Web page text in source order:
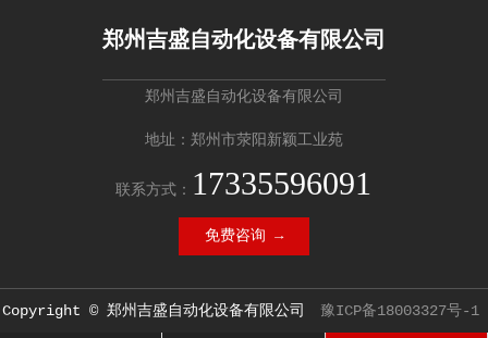
郑州吉盛自动化设备有限公司
郑州吉盛自动化设备有限公司
地址：郑州市荥阳新颖工业苑
联系方式： 17335596091
免费咨询 →
Copyright © 郑州吉盛自动化设备有限公司 豫ICP备18003327号-1